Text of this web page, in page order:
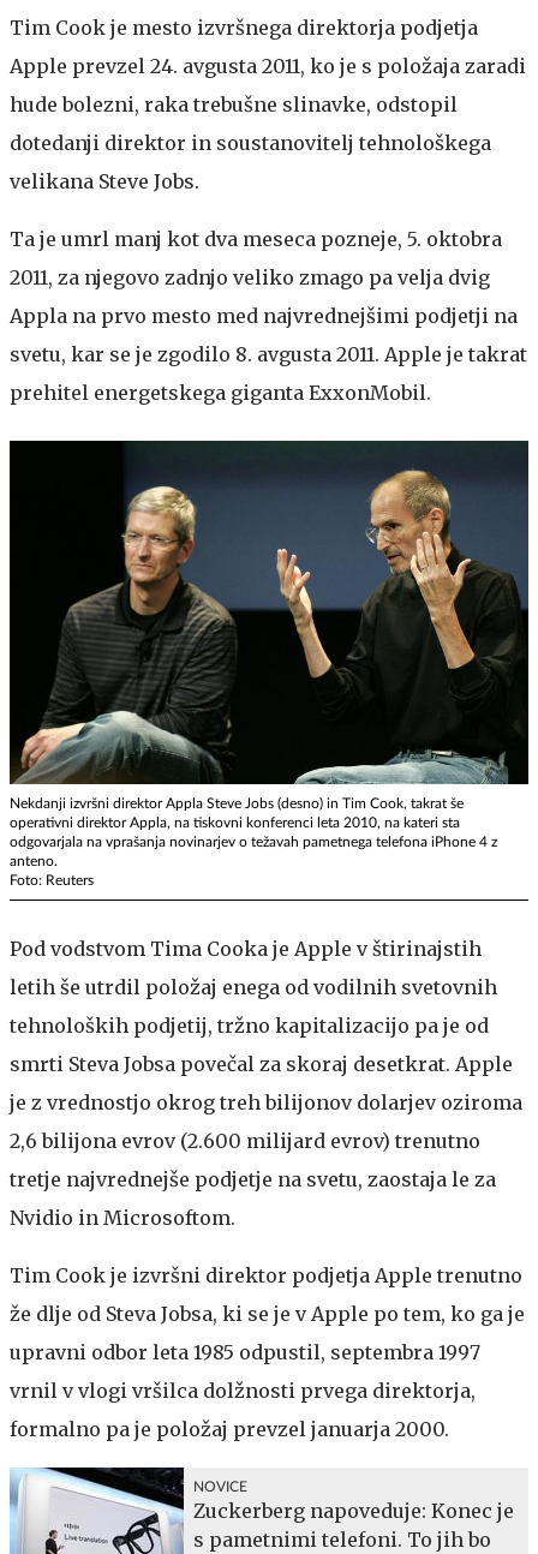
Tim Cook je mesto izvršnega direktorja podjetja
Apple prevzel 24. avgusta 2011, ko je s položaja zaradi
hude bolezni, raka trebušne slinavke, odstopil
dotedanji direktor in soustanovitelj tehnološkega
velikana Steve Jobs.
Ta je umrl manj kot dva meseca pozneje, 5. oktobra
2011, za njegovo zadnjo veliko zmago pa velja dvig
Appla na prvo mesto med najvrednejšimi podjetji na
svetu, kar se je zgodilo 8. avgusta 2011. Apple je takrat
prehitel energetskega giganta ExxonMobil.
Nekdanji izvršni direktor Appla Steve Jobs (desno) in Tim Cook, takrat še
operativni direktor Appla, na tiskovni konferenci leta 2010, na kateri sta
odgovarjala na vprašanja novinarjev o težavah pametnega telefona iPhone 4 z
anteno.
Foto: Reuters
Pod vodstvom Tima Cooka je Apple v štirinajstih
letih še utrdil položaj enega od vodilnih svetovnih
tehnoloških podjetij, tržno kapitalizacijo pa je od
smrti Steva Jobsa povečal za skoraj desetkrat. Apple
je z vrednostjo okrog treh bilijonov dolarjev oziroma
2,6 bilijona evrov (2.600 milijard evrov) trenutno
tretje najvrednejše podjetje na svetu, zaostaja le za
Nvidio in Microsoftom.
Tim Cook je izvršni direktor podjetja Apple trenutno
že dlje od Steva Jobsa, ki se je v Apple po tem, ko ga je
upravni odbor leta 1985 odpustil, septembra 1997
vrnil v vlogi vršilca dolžnosti prvega direktorja,
formalno pa je položaj prevzel januarja 2000.
NOVICE
Zuckerberg napoveduje: Konec je
s pametnimi telefoni. To jih bo